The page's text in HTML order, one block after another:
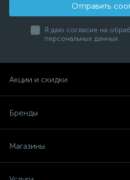
Отправить
Я даю согласие на
персональных данных
Акции и скидки
Бренды
Магазины